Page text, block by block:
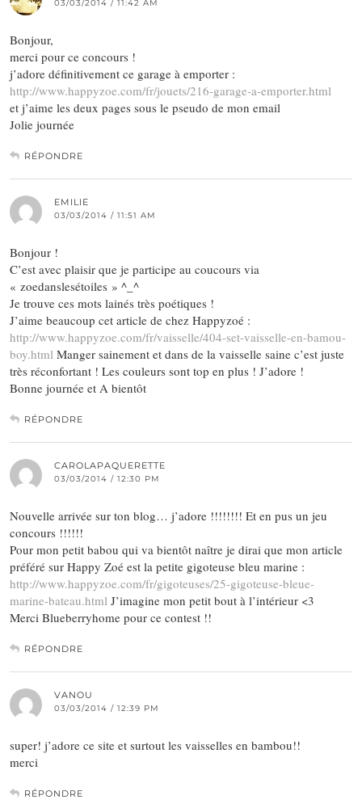
03/03/2014 / 11:42 AM
Bonjour,
merci pour ce concours !
j’adore définitivement ce garage à emporter :
http://www.happyzoe.com/fr/jouets/216-garage-a-emporter.html
et j’aime les deux pages sous le pseudo de mon email
Jolie journée
RÉPONDRE
EMILIE
03/03/2014 / 11:51 AM
Bonjour !
C’est avec plaisir que je participe au coucours via
« zoedanslesétoiles » ^_^
Je trouve ces mots lainés très poétiques !
J’aime beaucoup cet article de chez Happyzoé :
http://www.happyzoe.com/fr/vaisselle/404-set-vaisselle-en-bamou-
boy.html Manger sainement et dans de la vaisselle saine c’est juste
très réconfortant ! Les couleurs sont top en plus ! J’adore !
Bonne journée et A bientôt
RÉPONDRE
CAROLAPAQUERETTE
03/03/2014 / 12:30 PM
Nouvelle arrivée sur ton blog… j’adore !!!!!!!! Et en pus un jeu
concours !!!!!!
Pour mon petit babou qui va bientôt naître je dirai que mon article
préféré sur Happy Zoé est la petite gigoteuse bleu marine :
http://www.happyzoe.com/fr/gigoteuses/25-gigoteuse-bleue-
marine-bateau.html J’imagine mon petit bout à l’intérieur <3
Merci Blueberryhome pour ce contest !!
RÉPONDRE
VANOU
03/03/2014 / 12:39 PM
super! j’adore ce site et surtout les vaisselles en bambou!!
merci
RÉPONDRE